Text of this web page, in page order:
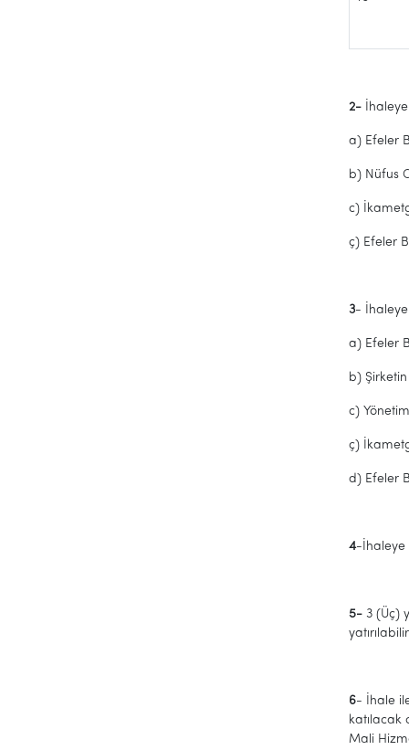
2-
a) Efeler
b) Nüfus
c)
ç) Efeler
3- İhaleye
a) Efeler
b)
c)
ç)
d) Efeler
4-İhaleye
5- 3 (Üç)
6- İhale
katılacak
Mali